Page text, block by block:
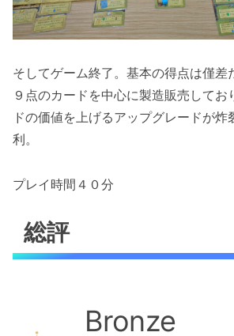
そしてゲーム終了。基本の得点は僅差
９点のカードを中心に製造販売してお
ドの価値を上げるアップグレードが炸
利。
プレイ時間４０分
総評
Bronze